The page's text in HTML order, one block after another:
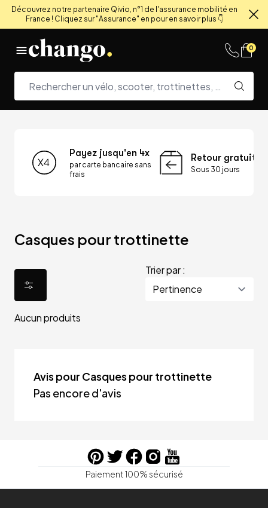
Découvrez notre partenaire Qivio, n°1 de l'assurance mobilité en
France ! Cliquez sur "Assurance" en pour en savoir plus 👇
0
Payez jusqu'en 4x
par carte bancaire sans
frais
Retour gratuit
Sous 30 jours
Casques pour trottinette
Trier par :
Aucun produits
Avis pour Casques pour trottinette
Pas encore d'avis
Paiement 100% sécurisé